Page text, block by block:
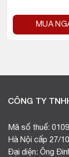
MUA
CÔNG TY
Mã số thuế:
Hà Nội cấp 27/
Đại diện: Ông